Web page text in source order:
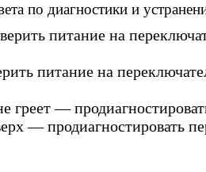
по диагностики и
питание на
питание на
греет —
— продиагностировать